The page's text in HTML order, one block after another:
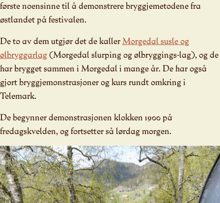
første noensinne til å demonstrere bryggjemetodene fra
østlandet på festivalen.
De to av dem utgjør det de kallerMorgedal susle og
ølbryggarlag(Morgedal slurping og ølbryggings-lag), og de
har brygget sammen i Morgedal i mange år. De har også
gjort bryggjemonstrasjoner og kurs rundt omkring i
Telemark.
De begynner demonstrasjonen klokken 1900 på
fredagskvelden, og fortsetter så lørdag morgen.